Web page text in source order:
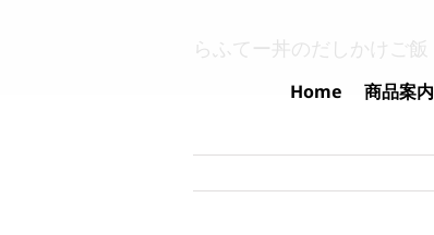
Home 商品案内
らふてー丼のだしかけご飯